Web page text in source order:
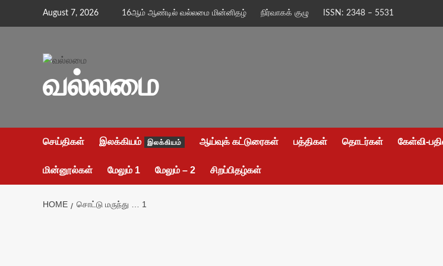
August 7, 2026 16ஆம் ஆண்டில் வல்லமை மின்னிதழ் நிர்வாகக் குழு ISSN: 2348 – 5531
வல்லமை
செய்திகள் இலக்கியம் இலக்கியம் ஆய்வுக் கட்டுரைகள் பத்திகள் தொடர்கள் கேள்வி-
மின்னூல்கள் மேலும் 1 மேலும் – 2 சிறப்பிதழ்கள்
HOME சொட்டு மருந்து … 1